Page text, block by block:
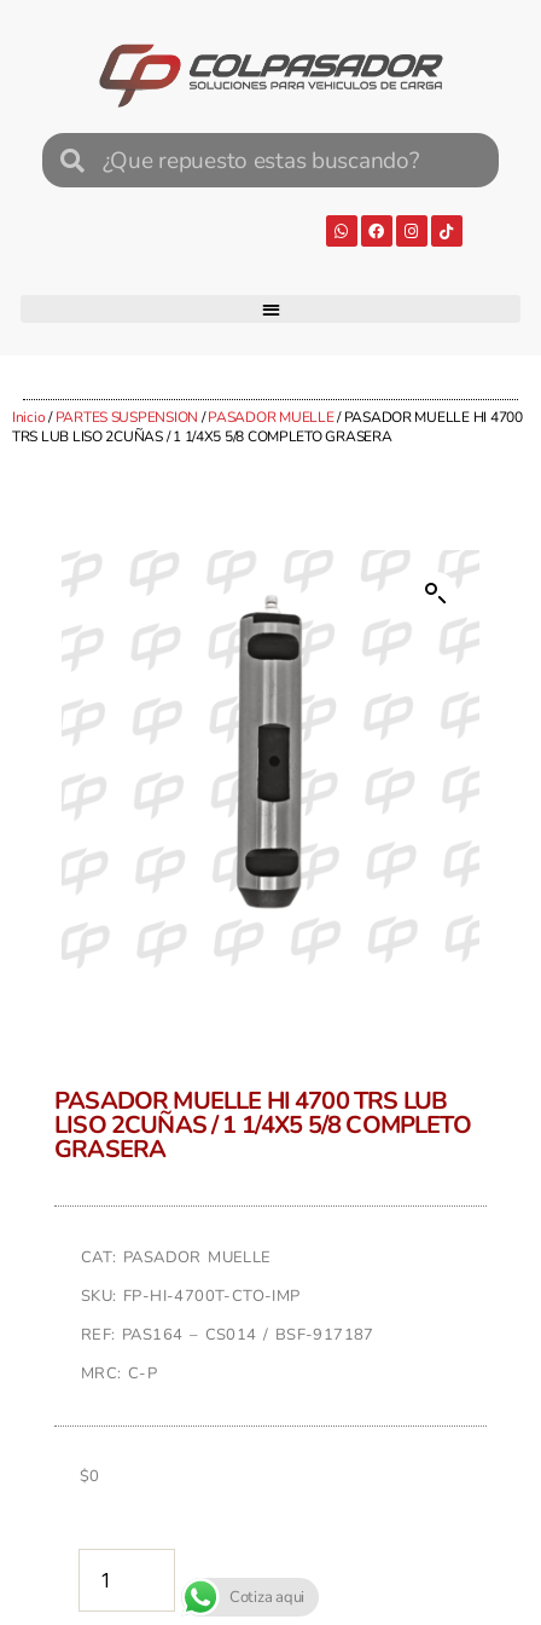
Inicio/PARTES SUSPENSION /PASADOR MUELLE/ PASADOR MUELLE HI 4700
TRS LUB LISO 2CUÑAS / 1 1/4X5 5/8 COMPLETO GRASERA
PASADOR MUELLE HI 4700 TRS LUB
LISO 2CUÑAS / 1 1/4X5 5/8 COMPLETO
GRASERA
CAT: PASADOR MUELLE
SKU: FP-HI-4700T-CTO-IMP
REF: PAS164 – CS014 / BSF-917187
MRC: C-P
$0
Cotiza aqui